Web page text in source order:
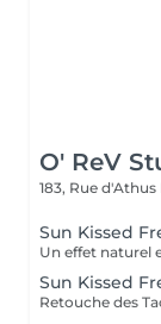
O' ReV
183, Rue d'Athus
Sun Kissed
Sun Kissed